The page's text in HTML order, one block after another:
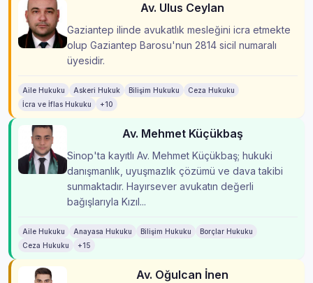
Av. Ulus Ceylan
Gaziantep ilinde avukatlık mesleğini icra etmekte
olup Gaziantep Barosu'nun 2814 sicil numaralı
üyesidir.
Aile Hukuku Askeri Hukuk Bilişim Hukuku
Ceza Hukuku
İcra ve İflas Hukuku
+10
Av. Mehmet Küçükbaş
Sinop'ta kayıtlı Av. Mehmet Küçükbaş; hukuki
danışmanlık, uyuşmazlık çözümü ve dava takibi
sunmaktadır. Hayırsever avukatın değerli
bağışlarıyla Kızıl...
Aile Hukuku Anayasa Hukuku Bilişim Hukuku
Borçlar Hukuku
Ceza Hukuku
+15
Av. Oğulcan İnen